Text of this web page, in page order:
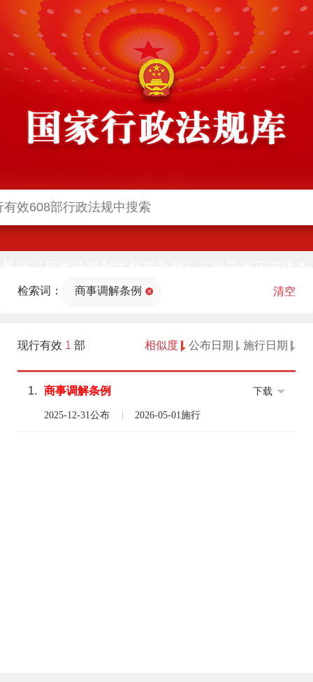
法部官网)同步公布
检索词： 商事调解条例 清空
现行有效 1 部 相似度 公布日期 施行日期
1. 商事调解条例
2025-12-31公布 2026-05-01施行
下载